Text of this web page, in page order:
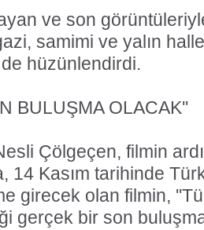
ve son
samimi ve yalın
hüzünlendirdi.
BULUŞMA OLACAK''
Çölgeçen, filmin
14 Kasım tarihinde
girecek olan filmin,
gerçek bir son